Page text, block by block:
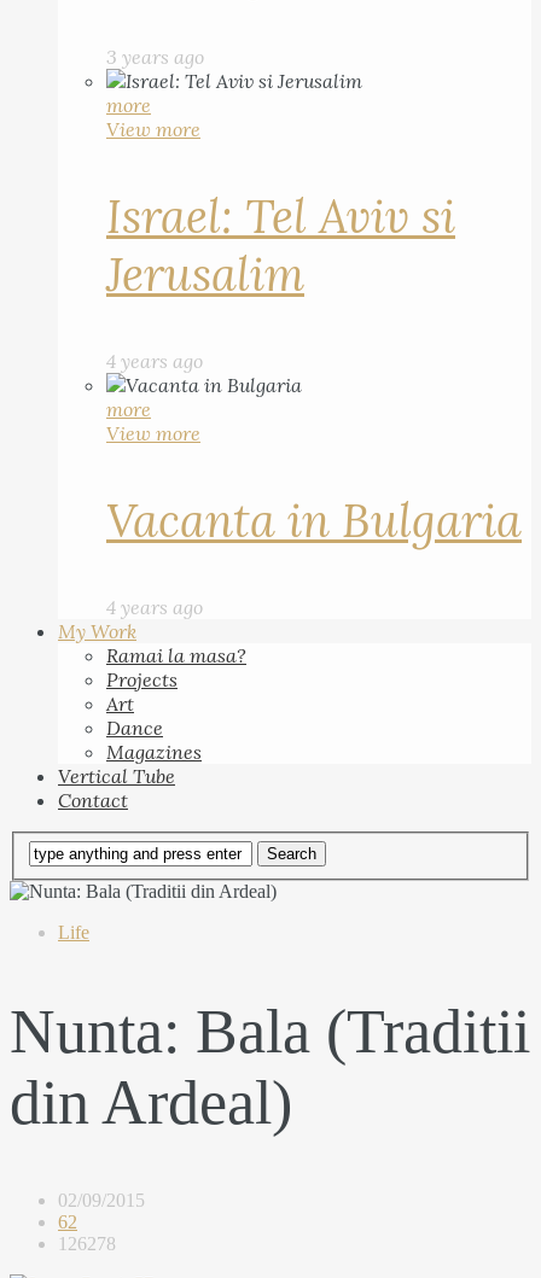
3 years ago
more
View more
Israel: Tel Aviv si
Jerusalim
4 years ago
more
View more
Vacanta in Bulgaria
4 years ago
My Work
Ramai la masa?
Projects
Art
Dance
Magazines
Vertical Tube
Contact
Life
Nunta: Bala (Traditii
din Ardeal)
02/09/2015
62
126278